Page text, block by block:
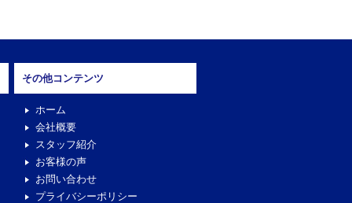
その他コンテンツ
ホーム
会社概要
スタッフ紹介
お客様の声
お問い合わせ
プライバシーポリシー